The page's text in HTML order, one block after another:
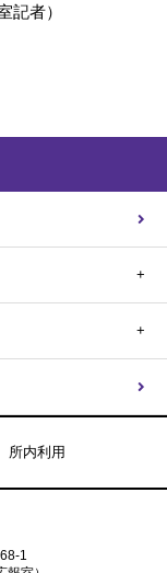
者）
所内利用
1